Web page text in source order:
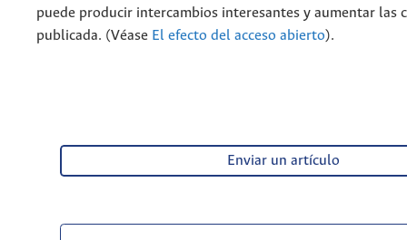
puede producir intercambios interesantes y aumentar las
publicada. (Véase El efecto del acceso abierto).
Enviar un artículo